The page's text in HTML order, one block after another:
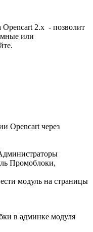
Opencart 2.x - позволит
или
Opencart через
Промоблоки,
модуль на страницы
в админке модуля